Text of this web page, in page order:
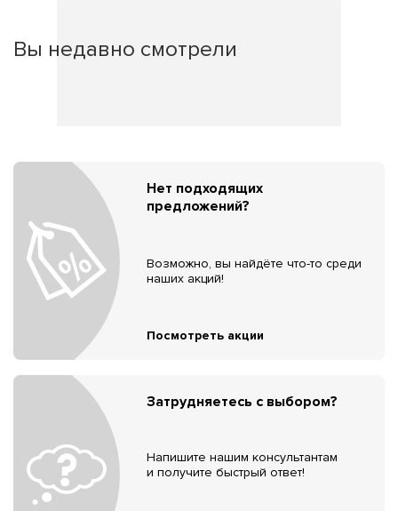
Вы недавно смотрели
Нет подходящих
предложений?
Возможно, вы найдёте что-то среди
наших акций!
Посмотреть акции
Затрудняетесь с выбором?
Напишите нашим консультантам
и получите быстрый ответ!